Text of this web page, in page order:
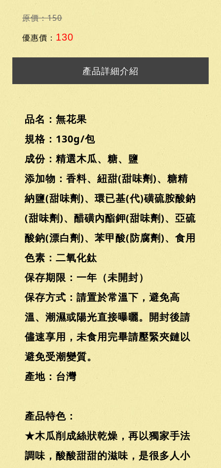
原價：150
優惠價： 130
產品詳細介紹
品名：無花果
規格：130g/包
成份：精選木瓜、糖、鹽
添加物：香料、紐甜(甜味劑)、糖精
納鹽(甜味劑)、環已基(代)磺硫胺酸鈉
(甜味劑)、醋磺內酯鉀(甜味劑)、亞硫
酸鈉(漂白劑)、苯甲酸(防腐劑)、食用
色素：二氧化鈦
保存期限：一年（未開封）
保存方式：請置於常溫下，避免高
溫、潮濕或陽光直接曝曬。開封後請
儘速享用，未食用完畢請壓緊夾鏈以
避免受潮變質。
產地：台灣
產品特色：
★木瓜削成絲狀乾燥，再以獨家手法
調味，酸酸甜甜的滋味，是很多人小